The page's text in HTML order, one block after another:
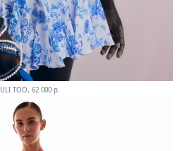
JULI TOO, 62 000 p.